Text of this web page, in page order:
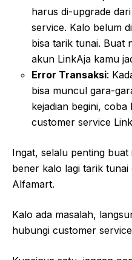
harus di-upgrade
service. Kalo belum
bisa tarik tunai. Buat
akun LinkAja kamu
Error Transaksi:
bisa muncul gara-
kejadian begini,
customer service
Ingat, selalu penting
bener kalo lagi tarik
Alfamart.
Kalo ada masalah,
hubungi customer